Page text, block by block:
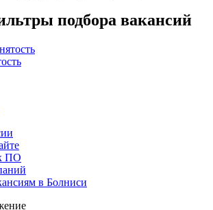
подбора вакансий
ПО
в Болниси